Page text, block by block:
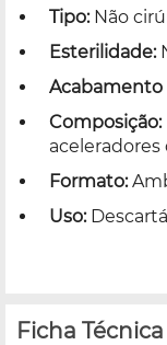
Tipo: Não
Esterilidade:
Formato:
Uso:
Ficha Técnica